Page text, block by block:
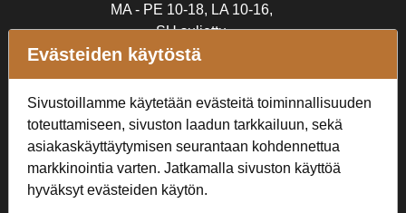
MA - PE 10-18, LA 10-16,
SU suljettu
Verkkokauppa
Tilaus- ja toimitusehdot
Rekisteriseloste
Seuraa Meitä
Evästeiden käytöstä
Sivustoillamme käytetään evästeitä toiminnallisuuden
toteuttamiseen, sivuston laadun tarkkailuun, sekä
asiakaskäyttäytymisen seurantaan kohdennettua
markkinointia varten. Jatkamalla sivuston käyttöä
hyväksyt evästeiden käytön.